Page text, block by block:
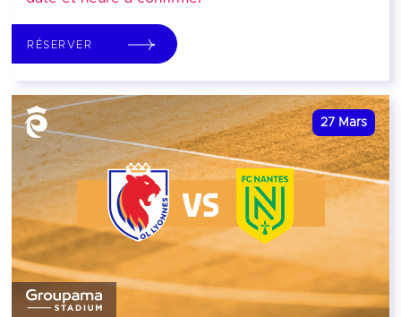
RÉSERVER
27 Mars